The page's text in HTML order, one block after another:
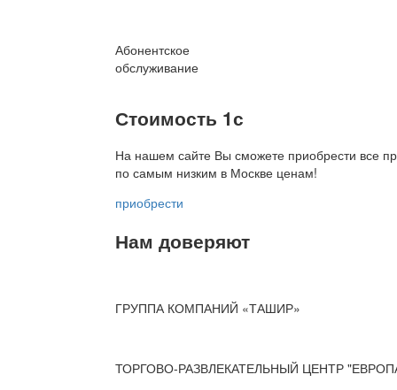
Абонентское
обслуживание
Стоимость 1с
На нашем сайте Вы сможете приобрести все
по самым низким в Москве ценам!
приобрести
Нам доверяют
ГРУППА КОМПАНИЙ «ТАШИР»
ТОРГОВО-РАЗВЛЕКАТЕЛЬНЫЙ ЦЕНТР